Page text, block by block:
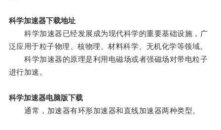
科学加速器下载地址
科学加速器已经发展成为现代科学的重要基础设施，广
泛应用于粒子物理、核物理、材料科学、无机化学等领域。
科学加速器的原理是利用电磁场或者强磁场对带电粒子
进行加速。
科学加速器电脑版下载
通常，加速器有环形加速器和直线加速器两种类型。